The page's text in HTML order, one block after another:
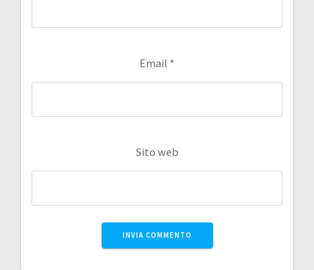
Email *
Sito web